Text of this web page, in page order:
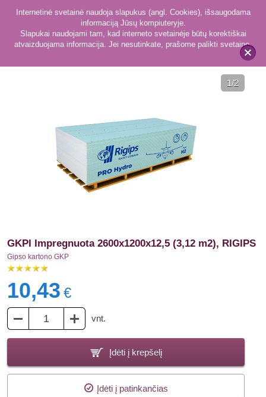
x
Internetinė svetainė naudoja slapukus (angl. Cookies), išsaugodama
informaciją Jūsų kompiuteryje.
Slapukai naudojami tam, kad interneto svetainėje būtų korektiškai
atvaizduojama informacija. Jei nesutinkate, prašome palikti svetainę.
Gipso kartono GKP 35
1/2
GKPI Impregnuota 2600x1200x12,5 (3,12 m2), RIGIPS
Gipso kartono GKP
10,43 €
vnt.
Įdėti į krepšelį
Įdėti į patinkančias